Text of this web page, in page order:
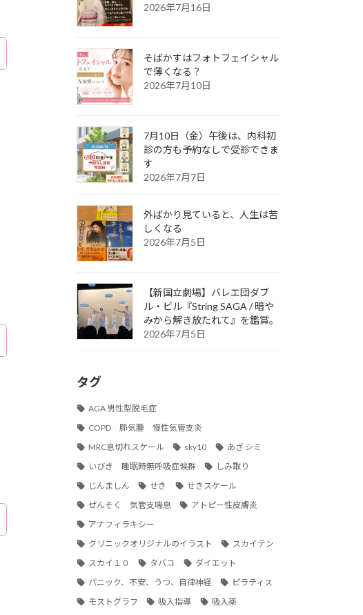
2026年7月16日
そばかすはフォトフェイシャル
で薄くなる？
2026年7月10日
7月10日（金）午後は、内科初
診の方も予約なしで受診できま
す
2026年7月7日
外ばかり見ていると、人生は苦
しくなる
2026年7月5日
【新国立劇場】バレエ団ダブ
ル・ビル『String SAGA / 暗や
みから解き放たれて』を鑑賞。
2026年7月5日
タグ
AGA 男性型脱毛症
COPD 肺気腫 慢性気管支炎
MRC息切れスケール
sky10
あざ シミ
いびき 睡眠時無呼吸症候群
しみ取り
じんましん
せき
せきスケール
ぜんそく 気管支喘息
アトピー性皮膚炎
アナフィラキシー
クリニックオリジナルのイラスト
スカイテン
スカイ１０
タバコ
ダイエット
パニック、不安、うつ、自律神経
ピラティス
モストグラフ
吸入指導
吸入薬